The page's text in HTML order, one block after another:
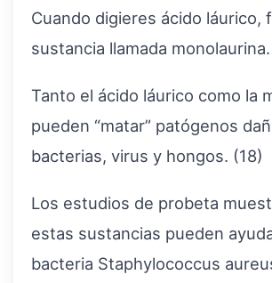
Cuando digieres ácido láurico,
sustancia llamada monolaurina.
Tanto el ácido láurico como la
pueden “matar” patógenos
bacterias, virus y hongos. (18)
Los estudios de probeta
estas sustancias pueden
bacteria Staphylococcus